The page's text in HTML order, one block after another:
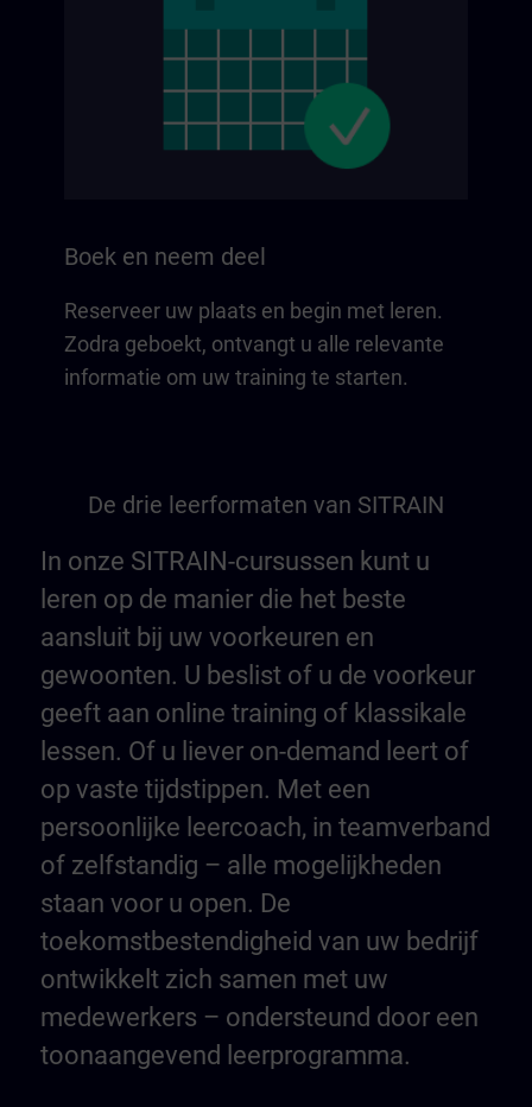
Boek en neem deel
Reserveer uw plaats en begin met leren.
Zodra geboekt, ontvangt u alle relevante
informatie om uw training te starten.
De drie leerformaten van SITRAIN
In onze SITRAIN-cursussen kunt u
leren op de manier die het beste
aansluit bij uw voorkeuren en
gewoonten. U beslist of u de voorkeur
geeft aan online training of klassikale
lessen. Of u liever on-demand leert of
op vaste tijdstippen. Met een
persoonlijke leercoach, in teamverband
of zelfstandig – alle mogelijkheden
staan voor u open. De
toekomstbestendigheid van uw bedrijf
ontwikkelt zich samen met uw
medewerkers – ondersteund door een
toonaangevend leerprogramma.